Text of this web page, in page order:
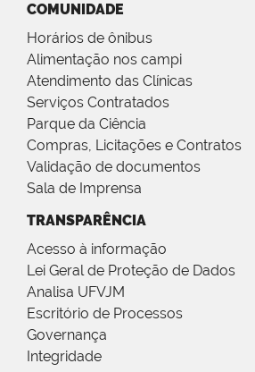
COMUNIDADE
Horários de ônibus
Alimentação nos campi
Atendimento das Clínicas
Serviços Contratados
Parque da Ciência
Compras, Licitações e Contratos
Validação de documentos
Sala de Imprensa
TRANSPARÊNCIA
Acesso à informação
Lei Geral de Proteção de Dados
Analisa UFVJM
Escritório de Processos
Governança
Integridade